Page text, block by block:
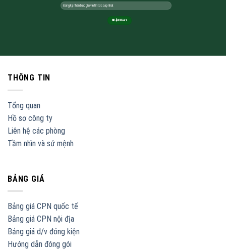
THÔNG TIN
Tổng quan
Hồ sơ công ty
Liên hệ các phòng
Tầm nhìn và sứ mệnh
BẢNG GIÁ
Bảng giá CPN quốc tế
Bảng giá CPN nội địa
Bảng giá d/v đóng kiện
Hướng dẫn đóng gói